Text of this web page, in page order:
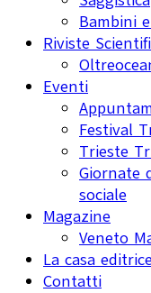
Bambini
Riviste
Eventi
Festival
Trieste
Giornate
sociale
Magazine
Veneto
La casa
Contatti